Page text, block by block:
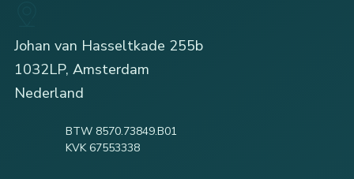
Johan van Hasseltkade 255b
1032LP, Amsterdam
Nederland
BTW 8570.73849.B01
KVK 67553338